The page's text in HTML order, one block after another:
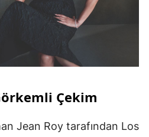
Çekim
Jean Roy tarafından Los